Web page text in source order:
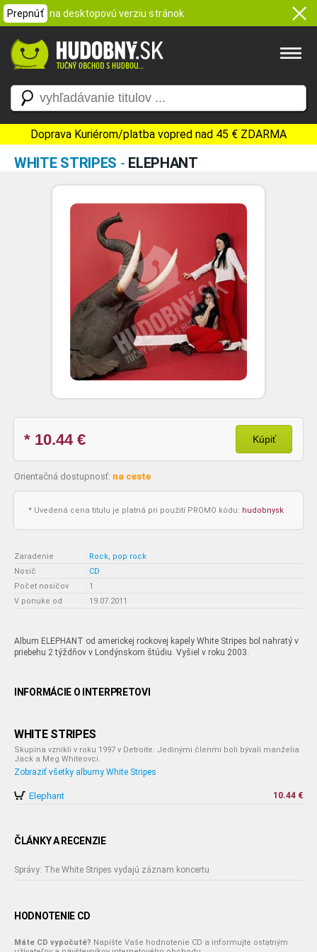
Prepnúť na desktopovú verziu stránok
Doprava Kuriérom/platba vopred nad 45 € ZDARMA
WHITE STRIPES - ELEPHANT
* 10.44€ Kúpiť
Orientačná dostupnosť: na ceste
* Uvedená cena titulu je platná pri použití PROMO kódu: hudobnysk
Zaradenie : Rock, pop rock
Nosič
: CD
Počet nosičov
: 1
V ponuke od
: 19.07.2011
Album ELEPHANT od americkej rockovej kapely White Stripes bol nahratý v
priebehu 2 týždňov v Londýnskom štúdiu. Vyšiel v roku 2003.
INFORMÁCIE O INTERPRETOVI
WHITE STRIPES
Skupina vznikli v roku 1997 v Detroite. Jedinými členmi boli bývalí manželia
Jack a Meg Whiteovci.
Zobraziť všetky albumy White Stripes
Elephant 10.44 €
ČLÁNKY A RECENZIE
Správy: The White Stripes vydajú záznam koncertu
HODNOTENIE CD
Máte CD vypočuté? Napíšte Vaše hodnotenie CD a informujte ostatným